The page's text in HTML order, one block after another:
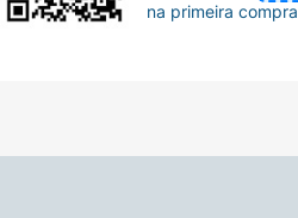
da pressão pelos pais ou
e com bordas
na primeira compra